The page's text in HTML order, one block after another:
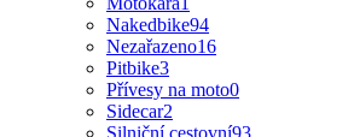
Nakedbike94
Nezařazeno16
Pitbike3
Přívesy na moto0
Sidecar2